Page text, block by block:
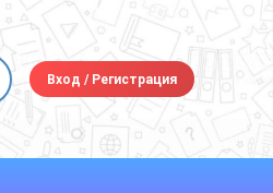
Вход /Регистрация